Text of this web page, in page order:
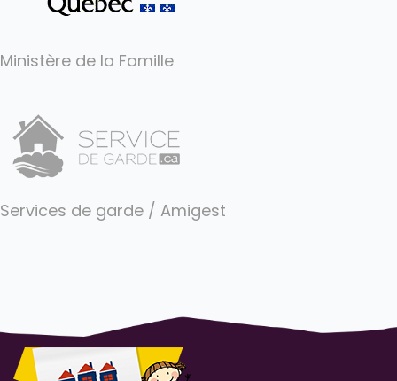
Ministère de la Famille
Services de garde / Amigest